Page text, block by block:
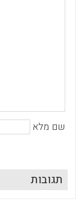
שם מלא
תגובות